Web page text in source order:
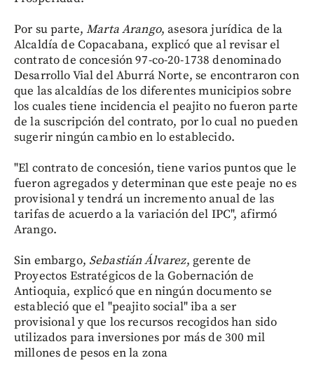
Por su parte,Marta Arango, asesora jurídica de la
Alcaldía de Copacabana, explicó que al revisar el
contrato de concesión 97-co-20-1738 denominado
Desarrollo Vial del Aburrá Norte, se encontraron con
que las alcaldías de los diferentes municipios sobre
los cuales tiene incidencia el peajito no fueron parte
de la suscripción del contrato, por lo cual no pueden
sugerir ningún cambio en lo establecido.
"El contrato de concesión, tiene varios puntos que le
fueron agregados y determinan que este peaje no es
provisional y tendrá un incremento anual de las
tarifas de acuerdo a la variación del IPC", afirmó
Arango.
Sin embargo, Sebastián Álvarez, gerente de
Proyectos Estratégicos de la Gobernación de
Antioquia, explicó que en ningún documento se
estableció que el "peajito social" iba a ser
provisional y que los recursos recogidos han sido
utilizados para inversiones por más de 300 mil
millones de pesos en la zona